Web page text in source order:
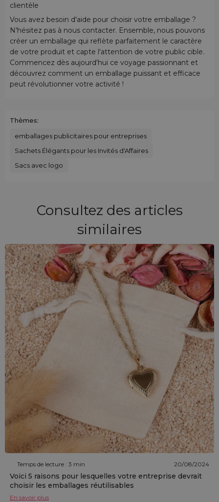
clientèle
Vous avez besoin d'aide pour choisir votre emballage ?
N'hésitez pas à nous contacter. Ensemble, nous pouvons
créer un emballage qui reflète parfaitement le caractère
de votre produit et capte l'attention de votre public cible.
Commencez dès aujourd'hui ce voyage passionnant et
découvrez comment un emballage puissant et efficace
peut révolutionner votre activité !
Thèmes:
emballages publicitaires pour entreprises
Sachets Élégants pour les Invités d'Affaires
Sacs avec logo
Consultez des articles
similaires
Temps de lecture : 3 min 20/08/2024
Voici 5 raisons pour lesquelles votre entreprise devrait
choisir les emballages réutilisables
En savoir plus